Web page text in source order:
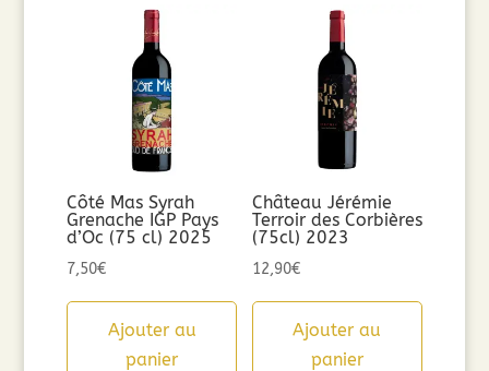
Côté Mas Syrah
Grenache IGP Pays
d’Oc (75 cl) 2025
7,50€
Ajouter au
panier
Château Jérémie
Terroir des Corbières
(75cl) 2023
12,90€
Ajouter au
panier